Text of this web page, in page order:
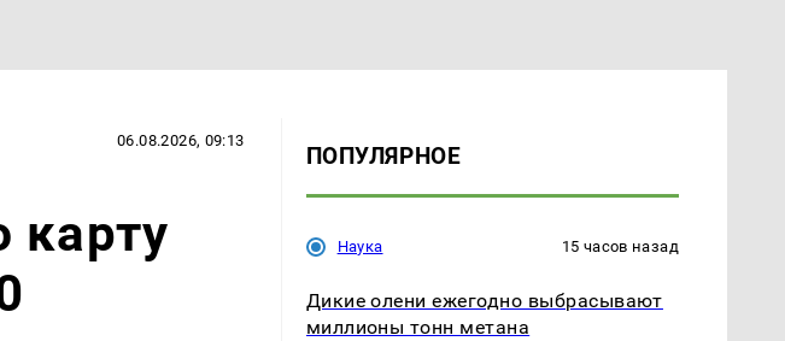
06.08.2026, 09:13
карту
ПОПУЛЯРНОЕ
Наука 15 часов назад
Дикие олени ежегодно выбрасывают
миллионы тонн метана